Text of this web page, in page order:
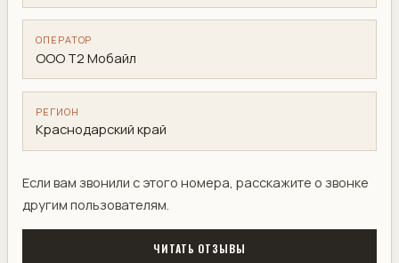
ОПЕРАТОР
ООО Т2 Мобайл
РЕГИОН
Краснодарский край
Если вам звонили с этого номера, расскажите о звонке
другим пользователям.
ЧИТАТЬ ОТЗЫВЫ